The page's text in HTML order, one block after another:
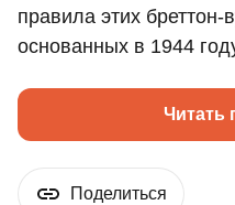
правила этих бреттон-
основанных в 1944
Читать
Поделиться